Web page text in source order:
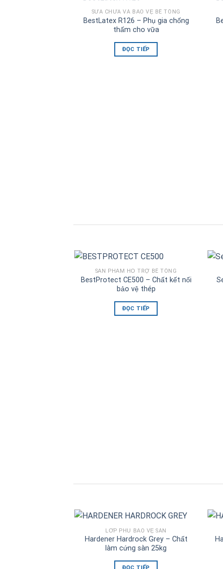
SỬA CHỮA VÀ BẢO VỆ BÊ TÔNG
BestLatex R126 – Phụ gia chống
thấm cho vữa
ĐỌC TIẾP
SẢN PHẨM HỖ TRỢ BÊ TÔNG
BestProtect CE500 – Chất kết nối
bảo vệ thép
ĐỌC TIẾP
LỚP PHỦ BẢO VỆ SÀN
Hardener Hardrock Grey – Chất
làm cứng sàn 25kg